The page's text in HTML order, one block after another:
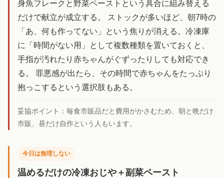
身魚フレークと野菜ペーストという具合に組み替える
だけで献立が成立する。 ストックが多いほど、朝7時の
「あ、何も作ってない」という焦りが消える。冷凍庫
に「時間がない用」として複数種類を置いておくと、
手指が汚れたり赤ちゃんがぐずったりしても対応でき
る。 罪悪感が出たら、その時間で赤ちゃんをたっぷり
抱っこするという選択肢もある。
妥協ポイント： 毎食市販品だと費用がかさむため、朝と晩だけ
市販、昼だけ自作という人もいます。
今日は無理しない
温めるだけの冷凍おじや＋副菜ペースト